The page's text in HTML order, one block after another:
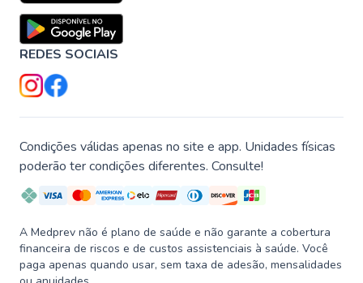
REDES SOCIAIS
Condições válidas apenas no site e app. Unidades físicas
poderão ter condições diferentes. Consulte!
A Medprev não é plano de saúde e não garante a cobertura
financeira de riscos e de custos assistenciais à saúde. Você
paga apenas quando usar, sem taxa de adesão, mensalidades